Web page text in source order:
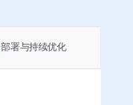
部署与持续优化